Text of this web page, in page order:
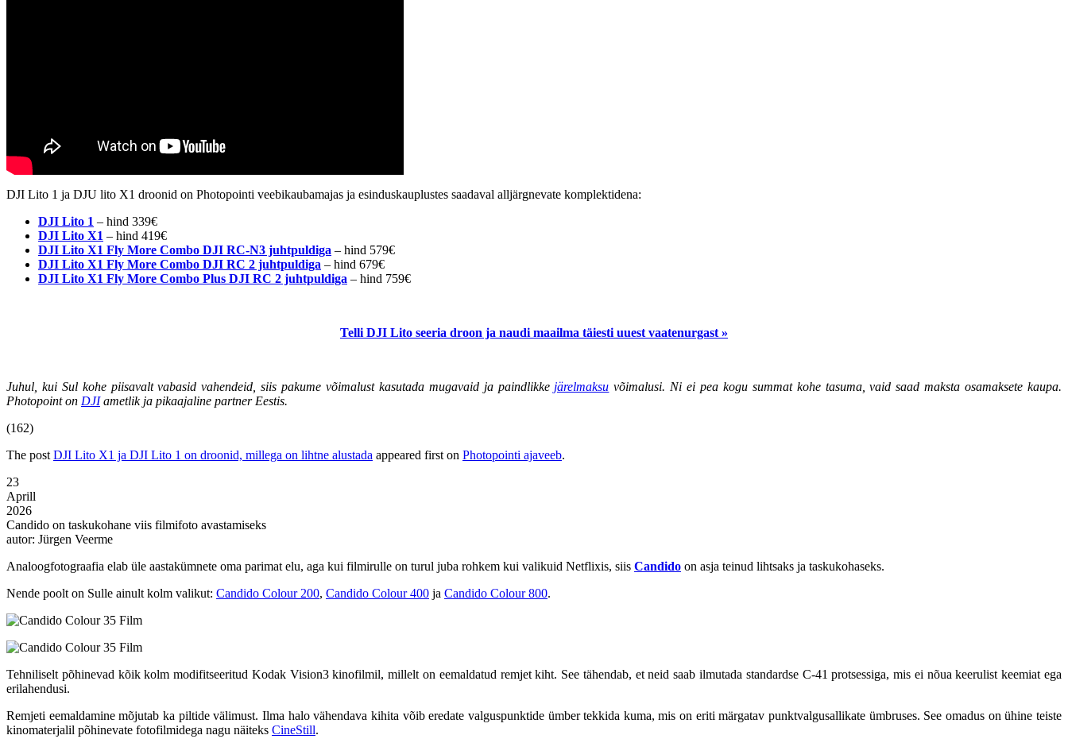
DJI Lito 1 ja DJU lito X1 droonid on Photopointi veebikaubamajas ja esinduskauplustes saadaval alljärgnevate komplektidena:
DJI Lito 1 – hind 339€
DJI Lito X1 – hind 419€
DJI Lito X1 Fly More Combo DJI RC-N3 juhtpuldiga – hind 579€
DJI Lito X1 Fly More Combo DJI RC 2 juhtpuldiga – hind 679€
DJI Lito X1 Fly More Combo Plus DJI RC 2 juhtpuldiga – hind 759€
Telli DJI Lito seeria droon ja naudi maailma täiesti uuest vaatenurgast »
Juhul, kui Sul kohe piisavalt vabasid vahendeid, siis pakume võimalust kasutada mugavaid ja paindlikke järelmaksu võimalusi. Ni ei pea kogu summat kohe tasuma, vaid saad maksta osamaksete kaupa.
Photopoint on DJIametlik ja pikaajaline partner Eestis.
(162)
The post DJI Lito X1 ja DJI Lito 1 on droonid, millega on lihtne alustada appeared first on Photopointi ajaveeb.
23
Aprill
2026
Candido on taskukohane viis filmifoto avastamiseks
autor: Jürgen Veerme
Analoogfotograafia elab üle aastakümnete oma parimat elu, aga kui filmirulle on turul juba rohkem kui valikuid Netflixis, siis Candido on asja teinud lihtsaks ja taskukohaseks.
Nende poolt on Sulle ainult kolm valikut: Candido Colour 200, Candido Colour 400 ja Candido Colour 800.
Tehniliselt põhinevad kõik kolm modifitseeritud Kodak Vision3 kinofilmil, millelt on eemaldatud remjet kiht. See tähendab, et neid saab ilmutada standardse C-41 protsessiga, mis ei nõua keerulist keemiat ega
erilahendusi.
Remjeti eemaldamine mõjutab ka piltide välimust. Ilma halo vähendava kihita võib eredate valguspunktide ümber tekkida kuma, mis on eriti märgatav punktvalgusallikate ümbruses. See omadus on ühine teiste
kinomaterjalil põhinevate fotofilmidega nagu näiteks CineStill.